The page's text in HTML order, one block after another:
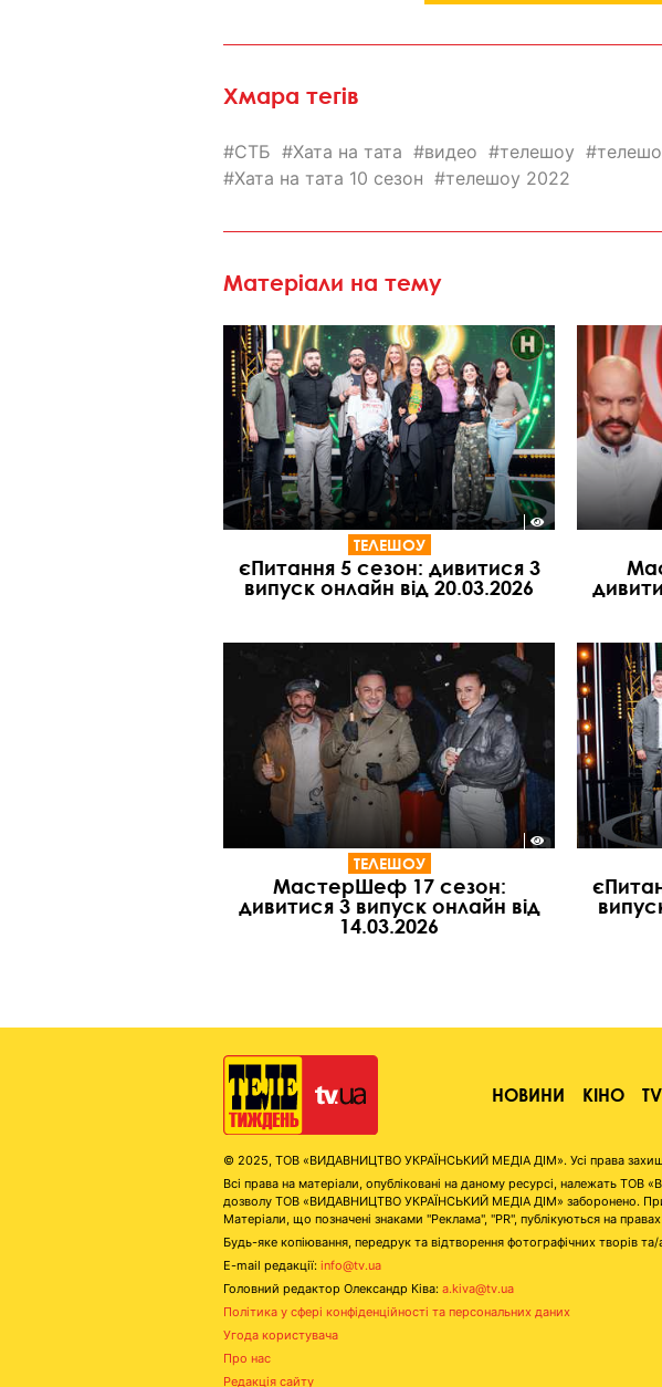
Хмара тегів
СТБ Хата на тата видео телешоу
Хата на тата 10 сезон
телешоу 2022
Матеріали на тему
ТЕЛЕШОУ
єПитання 5 сезон: дивитися 3
випуск онлайн від 20.03.2026
ТЕЛЕШОУ
МастерШеф 17 сезон:
дивитися 3 випуск онлайн від
14.03.2026
НОВИНИ КІНО TV
© 2025, ТОВ «ВИДАВНИЦТВО УКРАЇНСЬКИЙ МЕДІА ДІМ». Усі права
Всі права на матеріали, опубліковані на даному ресурсі, належать
дозволу ТОВ «ВИДАВНИЦТВО УКРАЇНСЬКИЙ МЕДІА ДІМ» заборонено. При
Матеріали, що позначені знаками "Реклама", "PR", публікуються на
Будь-яке копіювання, передрук та відтворення фотографічних творів
E-mail редакції: info@tv.ua
Головний редактор Олександр Ківа: a.kiva@tv.ua
Політика у сфері конфіденційності та персональних даних
Угода користувача
Про нас
Редакція сайту